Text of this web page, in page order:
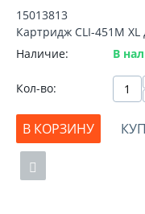
15013813
Картридж CLI-451M
Наличие:
В
Кол-во:
В КОРЗИНУ